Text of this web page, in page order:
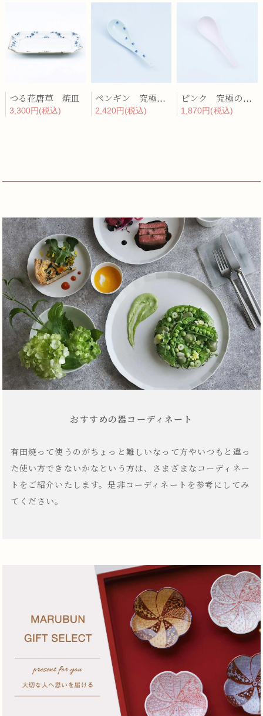
つる花唐草 焼皿
3,300円(税込)
ペンギン 究極のレンゲ
2,420円(税込)
ピンク 究極のレンゲ
1,870円(税込)
おすすめの器コーディネート
有田焼って使うのがちょっと難しいなって方やいつもと違っ
た使い方できないかなという方は、さまざまなコーディネー
トをご紹介いたします。是非コーディネートを参考にしてみ
てください。